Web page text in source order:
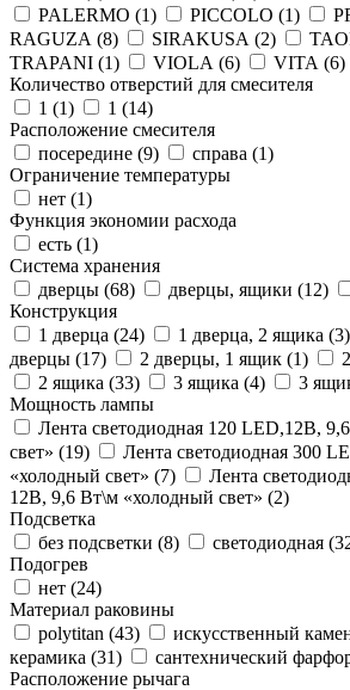
PALERMO (1) PICCOLO (1)
RAGUZA (8) SIRAKUSA (2)
TRAPANI (1) VIOLA (6) VITA (6)
Количество отверстий для смесителя
1 (1) 1 (14)
Расположение смесителя
посередине (9) справа (1)
Ограничение температуры
нет (1)
Функция экономии расхода
есть (1)
Система хранения
дверцы (68) дверцы, ящики (12)
Конструкция
1 дверца (24) 1 дверца, 2 ящика (3)
дверцы (17) 2 дверцы, 1 ящик (1)
2 ящика (33) 3 ящика (4) 3
Мощность лампы
Лента светодиодная 120 LED,12В,
свет» (19)
Лента светодиодная 300
«холодный свет» (7)
Лента
12В, 9,6 Вт\м «холодный свет» (2)
Подсветка
без подсветки (8) светодиодная (
Подогрев
нет (24)
Материал раковины
polytitan (43) искусственный
керамика (31) сантехнический
Расположение рычага